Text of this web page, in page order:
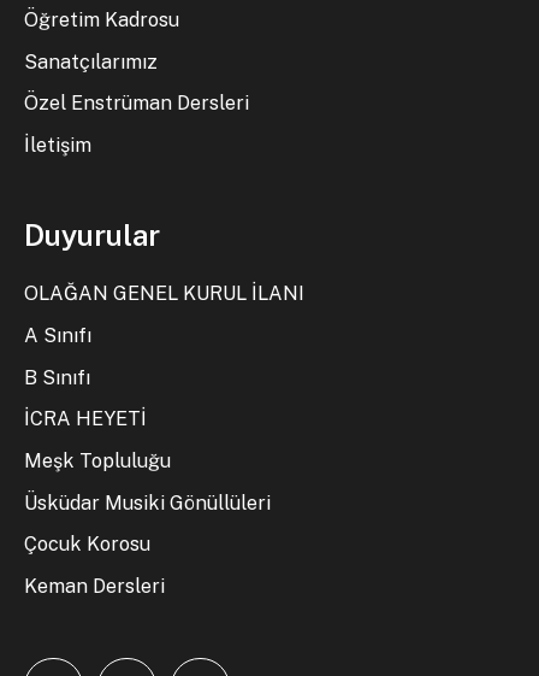
Öğretim Kadrosu
Sanatçılarımız
Özel Enstrüman Dersleri
İletişim
Duyurular
OLAĞAN GENEL KURUL İLANI
A Sınıfı
B Sınıfı
İCRA HEYETİ
Meşk Topluluğu
Üsküdar Musiki Gönüllüleri
Çocuk Korosu
Keman Dersleri